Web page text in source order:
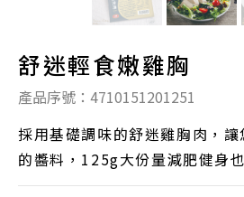
舒迷輕食嫩雞胸
產品序號：4710151201251
採用基礎調味的舒迷雞胸肉，
的醬料，125g大份量減肥健身